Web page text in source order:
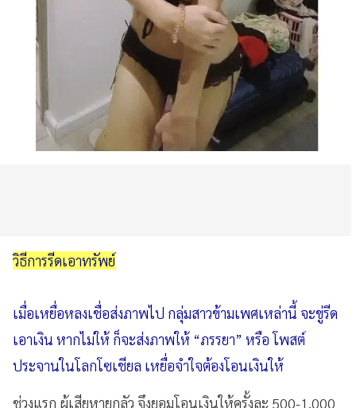
วิธีการรีดเอาทรัพย์
เมื่อเหยื่อหลงเชื่อส่งภาพไป กลุ่มสาวข้ามเพศเหล่านี้ จะขู่รีด
เอาเงิน หากไม่ให้ ก็จะส่งภาพให้ “ภรรยา” หรือ โพสต์
ประจานในโลกโซเชียล เหยื่อจำใจต้องโอนเงินให้
ช่วงแรก ผู้เสียหายกลัว จึงยอมโอนเงินให้ครั้งละ 500-1,000